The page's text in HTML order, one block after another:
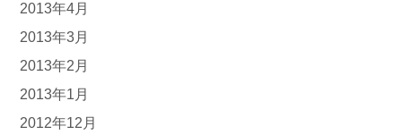
2013年4月
2013年3月
2013年2月
2013年1月
2012年12月